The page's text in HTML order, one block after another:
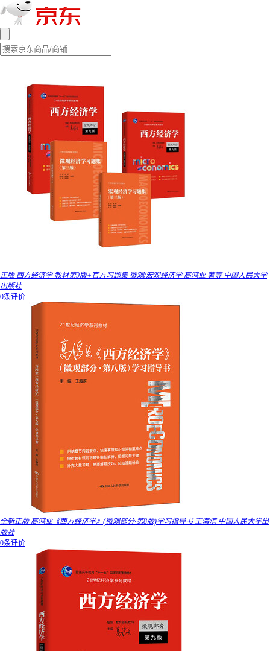
正版 西方经济学 教材第9版+官方习题集 微观/宏观经济学 高鸿业 著等 中国人民大学
出版社
0条评价
全新正版 高鸿业《西方经济学》(微观部分·第8版)学习指导书 王海滨 中国人民大学出
版社
0条评价